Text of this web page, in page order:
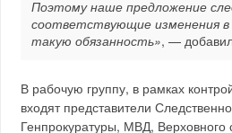
Поэтому наше предложение
соответствующие изменения в
такую обязанность», —
В рабочую группу, в рамках
входят представители
Генпрокуратуры, МВД,